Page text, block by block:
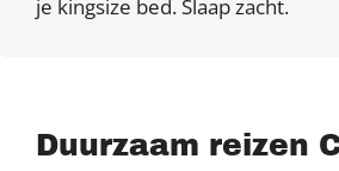
je kingsize bed. Slaap zacht.
Duurzaam reizen